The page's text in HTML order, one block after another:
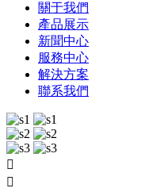
關于我們
產品展示
新聞中心
服務中心
解決方案
聯系我們

